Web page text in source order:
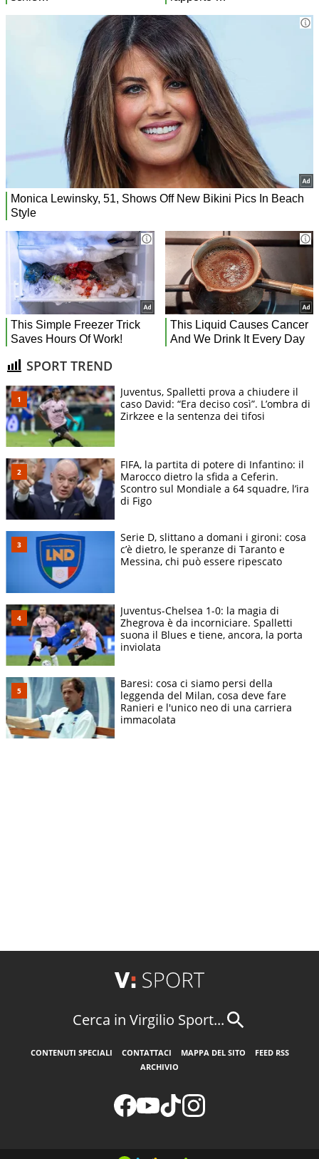
SPORT TREND
Juventus, Spalletti prova a chiudere il
caso David: “Era deciso così”. L’ombra di
Zirkzee e la sentenza dei tifosi
FIFA, la partita di potere di Infantino: il
Marocco dietro la sfida a Ceferin.
Scontro sul Mondiale a 64 squadre, l’ira
di Figo
Serie D, slittano a domani i gironi: cosa
c’è dietro, le speranze di Taranto e
Messina, chi può essere ripescato
Juventus-Chelsea 1-0: la magia di
Zhegrova è da incorniciare. Spalletti
suona il Blues e tiene, ancora, la porta
inviolata
Baresi: cosa ci siamo persi della
leggenda del Milan, cosa deve fare
Ranieri e l'unico neo di una carriera
immacolata
Cerca in Virgilio Sport...
CONTENUTI SPECIALI CONTATTACI MAPPA DEL SITO
FEED RSS
ARCHIVIO